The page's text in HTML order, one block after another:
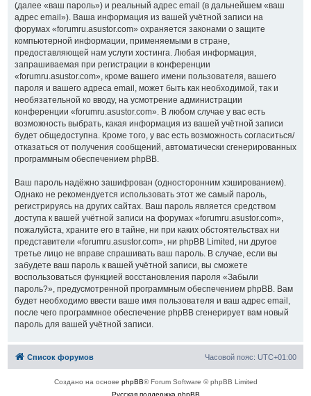
(далее «ваш пароль») и реальный адрес email (в дальнейшем «ваш
адрес email»). Ваша информация из вашей учётной записи на
форумах «forumru.asustor.com» охраняется законами о защите
компьютерной информации, применяемыми в стране,
предоставляющей нам услуги хостинга. Любая информация,
запрашиваемая при регистрации в конференции
«forumru.asustor.com», кроме вашего имени пользователя, вашего
пароля и вашего адреса email, может быть как необходимой, так и
необязательной ко вводу, на усмотрение администрации
конференции «forumru.asustor.com». В любом случае у вас есть
возможность выбрать, какая информация из вашей учётной записи
будет общедоступна. Кроме того, у вас есть возможность согласиться/
отказаться от получения сообщений, автоматически сгенерированных
программным обеспечением phpBB.
Ваш пароль надёжно зашифрован (односторонним хэшированием).
Однако не рекомендуется использовать этот же самый пароль,
регистрируясь на других сайтах. Ваш пароль является средством
доступа к вашей учётной записи на форумах «forumru.asustor.com»,
пожалуйста, храните его в тайне, ни при каких обстоятельствах ни
представители «forumru.asustor.com», ни phpBB Limited, ни другое
третье лицо не вправе спрашивать ваш пароль. В случае, если вы
забудете ваш пароль к вашей учётной записи, вы сможете
воспользоваться функцией восстановления пароля «Забыли
пароль?», предусмотренной программным обеспечением phpBB. Вам
будет необходимо ввести ваше имя пользователя и ваш адрес email,
после чего программное обеспечение phpBB сгенерирует вам новый
пароль для вашей учётной записи.
Список форумов Часовой пояс: UTC+01:00
Создано на основе phpBB® Forum Software © phpBB Limited
Русская поддержка phpBB